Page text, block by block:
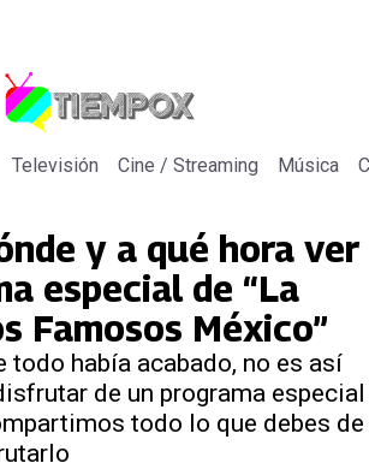
Televisión Cine / Streaming Música
y a qué hora ver
especial de “La
Famosos México”
todo había acabado, no es así
de un programa especial
todo lo que debes de